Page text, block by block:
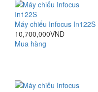
Máy chiếu Infocus In122S
10,700,000VND
Mua hàng